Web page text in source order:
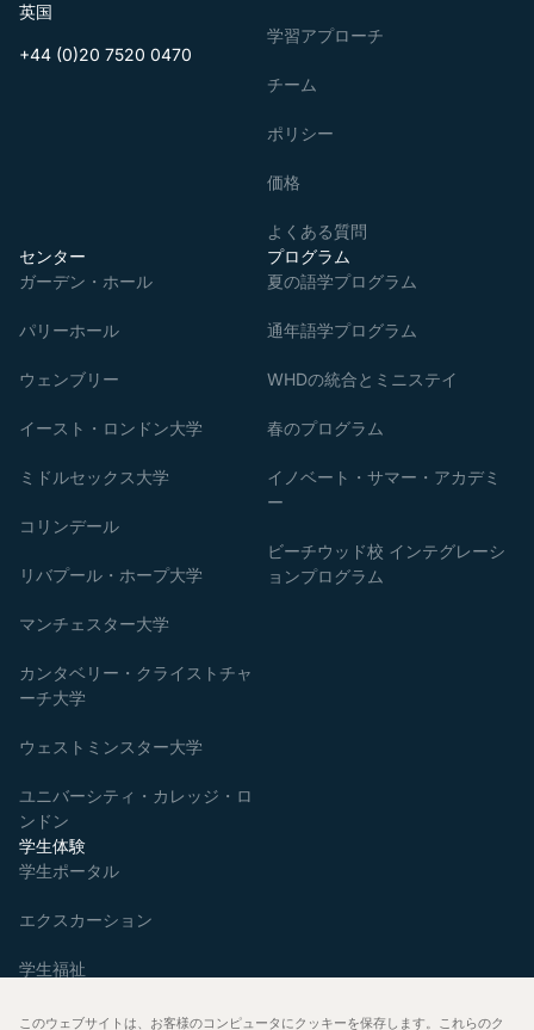
このウェブサイトは、お客様のコンピュータにクッキーを保存します。これらのク
英国
+44 (0)20 7520 0470
学習アプローチ
チーム
ポリシー
価格
よくある質問
センター
ガーデン・ホール
パリーホール
ウェンブリー
イースト・ロンドン大学
ミドルセックス大学
コリンデール
リバプール・ホープ大学
マンチェスター大学
カンタベリー・クライストチャ
ーチ大学
ウェストミンスター大学
ユニバーシティ・カレッジ・ロ
ンドン
プログラム
夏の語学プログラム
通年語学プログラム
WHDの統合とミニステイ
春のプログラム
イノベート・サマー・アカデミ
ー
ビーチウッド校 インテグレーシ
ョンプログラム
学生体験
学生ポータル
エクスカーション
学生福祉
生徒の声